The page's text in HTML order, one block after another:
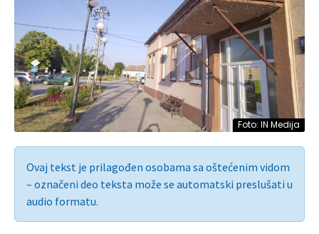
Foto: IN Medija
Ovaj tekst je prilagođen osobama sa oštećenim vidom
– označeni deo teksta može se automatski preslušati u
audio formatu.